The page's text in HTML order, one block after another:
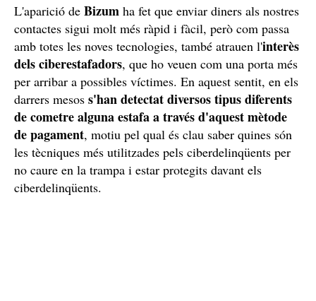
L'aparició de Bizum ha fet que enviar diners als nostres
contactes sigui molt més ràpid i fàcil, però com passa
amb totes les noves tecnologies, també atrauen l'interès
dels ciberestafadors, que ho veuen com una porta més
per arribar a possibles víctimes. En aquest sentit, en els
darrers mesos s'han detectat diversos tipus diferents
de cometre alguna estafa a través d'aquest mètode
de pagament, motiu pel qual és clau saber quines són
les tècniques més utilitzades pels ciberdelinqüents per
no caure en la trampa i estar protegits davant els
ciberdelinqüents.